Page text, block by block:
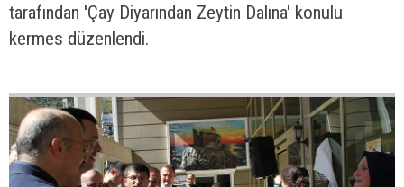
tarafından 'Çay Diyarından Zeytin Dalına' konulu
kermes düzenlendi.